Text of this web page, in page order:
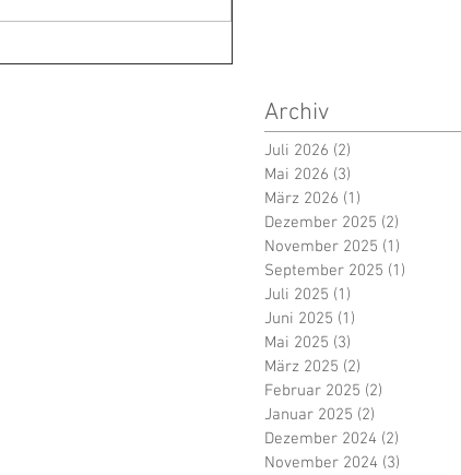
Archiv
Juli 2026 (2)
Mai 2026 (3)
März 2026 (1)
Dezember 2025 (2)
November 2025 (1)
September 2025 (1)
Juli 2025 (1)
Juni 2025 (1)
Mai 2025 (3)
März 2025 (2)
Februar 2025 (2)
Januar 2025 (2)
Dezember 2024 (2)
November 2024 (3)